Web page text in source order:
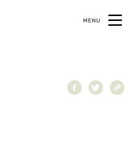
MENU